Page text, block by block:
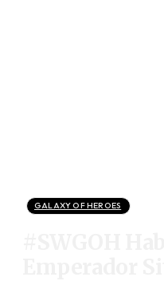
GALAXY OF HEROES